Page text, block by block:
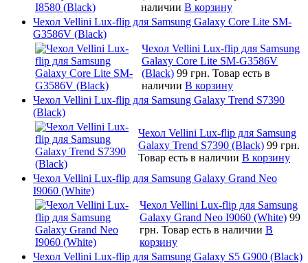
наличии В корзину
Чехол Vellini Lux-flip для Samsung Galaxy Core Lite SM-
G3586V (Black)
Чехол Vellini Lux-flip для Samsung
Galaxy Core Lite SM-G3586V
(Black) 99 грн. Товар есть в
наличии В корзину
Чехол Vellini Lux-flip для Samsung Galaxy Trend S7390
(Black)
Чехол Vellini Lux-flip для Samsung
Galaxy Trend S7390 (Black) 99 грн.
Товар есть в наличии В корзину
Чехол Vellini Lux-flip для Samsung Galaxy Grand Neo
I9060 (White)
Чехол Vellini Lux-flip для Samsung
Galaxy Grand Neo I9060 (White) 99
грн. Товар есть в наличии В
корзину
Чехол Vellini Lux-flip для Samsung Galaxy S5 G900 (Black)